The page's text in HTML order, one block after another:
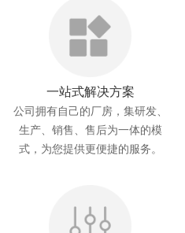
一站式解决方案
公司拥有自己的厂房，集研发、
生产、销售、售后为一体的模
式，为您提供更便捷的服务。